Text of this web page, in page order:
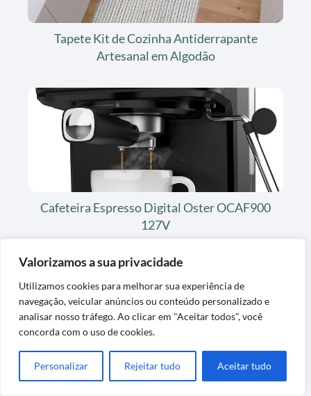
Valorizamos a sua privacidade
Utilizamos cookies para melhorar sua experiência de
navegação, veicular anúncios ou conteúdo personalizado e
analisar nosso tráfego. Ao clicar em "Aceitar todos", você
concorda com o uso de cookies.
Personalizar Rejeitar tudo Aceitar tudo
Tapete Kit de Cozinha Antiderrapante
Artesanal em Algodão
Cafeteira Espresso Digital Oster OCAF900
127V
Jogo de Passadeira de Tear em Algodão Preto